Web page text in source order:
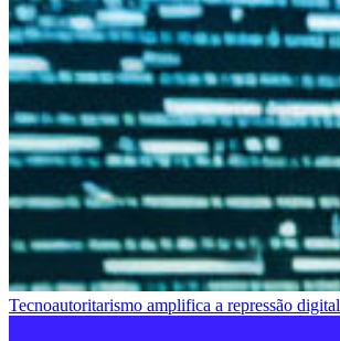
Tecnoautoritarismo amplifica a repressão digital